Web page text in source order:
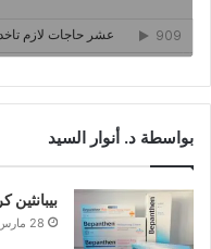
بواسطة د. أنوار السيد
بيبانثين
28 مارس، 2022